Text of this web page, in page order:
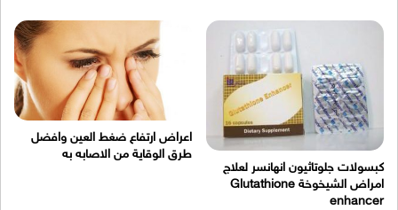
كبسولات جلوتاثيون انهانسر لعلاج
امراض الشيخوخة Glutathione
enhancer
اعراض ارتفاع ضغط العين وافضل
طرق الوقاية من الاصابه به